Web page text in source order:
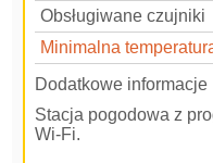
Obsługiwane czujniki
Minimalna
Dodatkowe informacje
Stacja pogodowa z
Wi-Fi.